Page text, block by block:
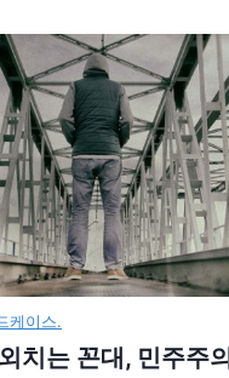
케이스.
치는 꼰대, 민주주